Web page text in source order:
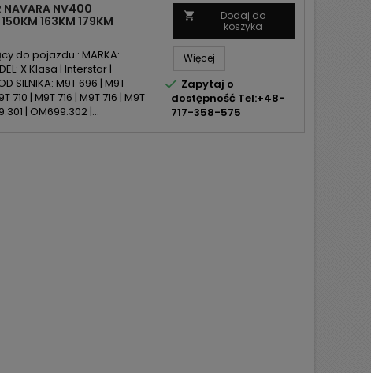
NAVARA NV400
163KM 179KM
do pojazdu : MARKA:
X Klasa | Interstar |
SILNIKA: M9T 696 | M9T
710 | M9T 716 | M9T 716 | M9T
| OM699.302 |...

Dodaj do
koszyka
Więcej
 Zapytaj o
dostępność Tel:+48-
717-358-575